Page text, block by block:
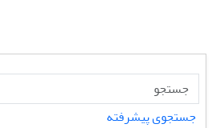
جستجوی پیشرفته